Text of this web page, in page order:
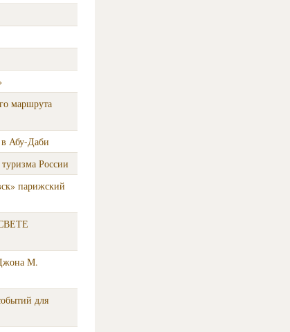
маршрута
Абу-Даби
туризма России
парижский
М.
для